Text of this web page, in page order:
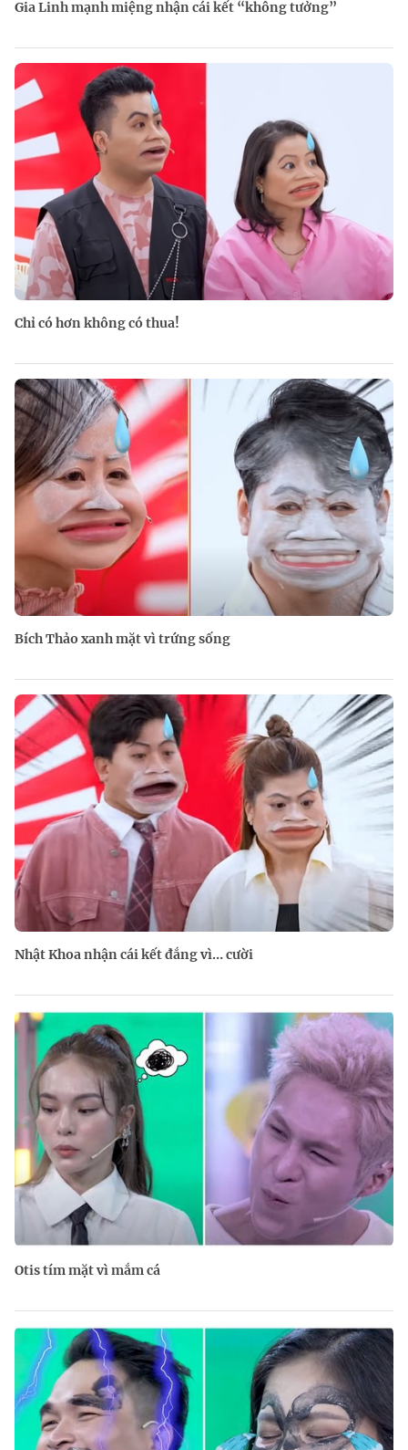
Gia Linh mạnh miệng nhận cái kết “không tưởng”
Chỉ có hơn không có thua!
Bích Thảo xanh mặt vì trứng sống
Nhật Khoa nhận cái kết đắng vì… cười
Otis tím mặt vì mắm cá